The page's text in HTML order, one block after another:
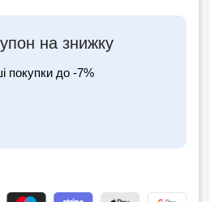
на знижку
покупки до -7%